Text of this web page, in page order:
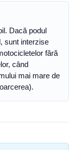
Dacă podul
sunt interzise
fără
când
mai mare de